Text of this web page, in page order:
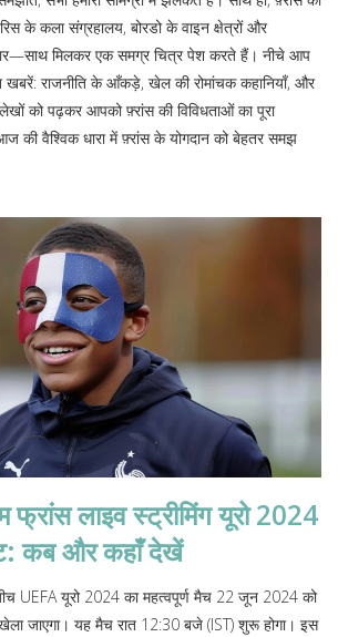
के कला संग्रहालय, बोरडो के वाइन क्षेत्रों और
मिलकर एक समग्र चित्र पेश करते हैं। नीचे आप
खबरें: राजनीति के आँकड़े, खेल की रोमांचक कहानियाँ, और
को पढ़कर आपको फ़्रांस की विविधताओं का पूरा
की वैश्विक धारा में फ़्रांस के योगदान को बेहतर समझ
फ्रांस लाइव स्ट्रीमिंग यूरो 2024
कब और कहाँ देखें
UEFA यूरो 2024 का महत्वपूर्ण मैच 22 जून 2024 को
जाएगा। यह मैच रात 12:30 बजे (IST) शुरू होगा। इस